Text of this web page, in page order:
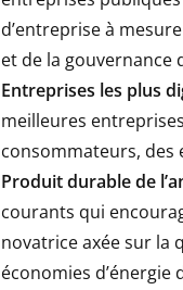
d’entreprise à
et de la gouvernance
Entreprises les plus
meilleures
consommateurs, des
Produit durable de
courants qui
novatrice axée sur la
économies d’énergie